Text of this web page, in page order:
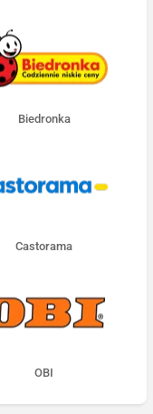
Biedronka
Castorama
OBI